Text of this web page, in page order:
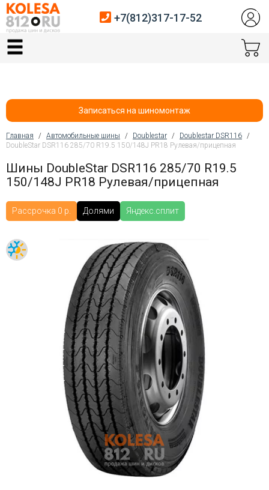
Главная
Автосервис
Услуги шиномонтажа
Хранение шин
Контакты
+7(812)317-
+7(812)317-17-52
Записаться на шиномонтаж
Вы здесь
Главная / Автомобильные шины / Doublestar / Doublestar DSR116 /
DoubleStar DSR116 285/70 R19.5 150/148J PR18 Рулевая/прицепная
Шины DoubleStar DSR116 285/70 R19.5
150/148J PR18 Рулевая/прицепная
Рассрочка 0 р. Долями Яндекс.сплит